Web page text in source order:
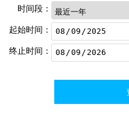
时间段：
起始时间：
终止时间：